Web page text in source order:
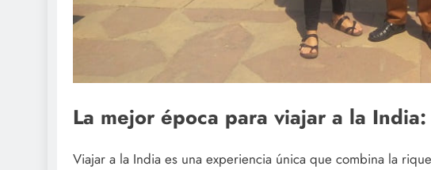
La mejor época para viajar a la
Viajar a la India es una experiencia única que combina la